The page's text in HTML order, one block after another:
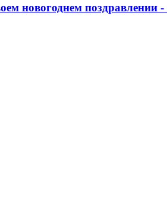
новогоднем поздравлении -